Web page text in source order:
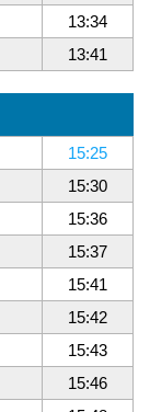
13:34
13:41
15:25
15:30
15:36
15:37
15:41
15:42
15:43
15:46